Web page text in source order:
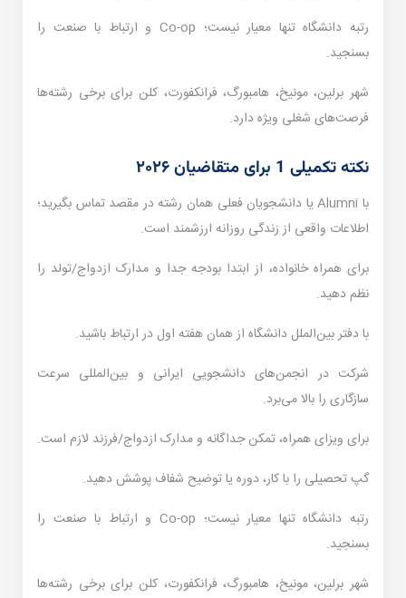
رتبه دانشگاه تنها معیار نیست؛ Co-op و ارتباط با صنعت را
بسنجید.
شهر برلین، مونیخ، هامبورگ، فرانکفورت، کلن برای برخی رشته‌ها
فرصت‌های شغلی ویژه دارد.
نکته تکمیلی 1 برای متقاضیان ۲۰۲۶
با Alumni یا دانشجویان فعلی همان رشته در مقصد تماس بگیرید؛
اطلاعات واقعی از زندگی روزانه ارزشمند است.
برای همراه خانواده، از ابتدا بودجه جدا و مدارک ازدواج/تولد را
نظم دهید.
با دفتر بین‌الملل دانشگاه از همان هفته اول در ارتباط باشید.
شرکت در انجمن‌های دانشجویی ایرانی و بین‌المللی سرعت
سازگاری را بالا می‌برد.
برای ویزای همراه، تمکن جداگانه و مدارک ازدواج/فرزند لازم است.
گپ تحصیلی را با کار، دوره یا توضیح شفاف پوشش دهید.
رتبه دانشگاه تنها معیار نیست؛ Co-op و ارتباط با صنعت را
بسنجید.
شهر برلین، مونیخ، هامبورگ، فرانکفورت، کلن برای برخی رشته‌ها